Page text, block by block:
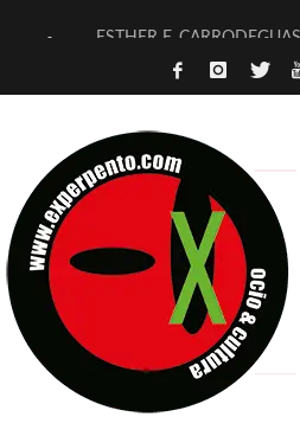
ESTHER F.
[TERRA DE GUAPES]
TIMBRE 4, LA ESCUELA DEL
30 AÑOS (NO ES NADA) DE
MILITARES
D’BALDOMEROS
MARSHALL FLASH PRESENTA
JOFRE BARDAGÍ EN EXVITA